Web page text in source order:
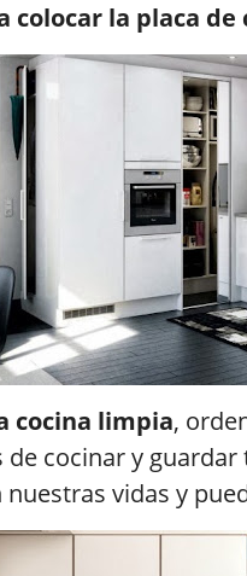
colocar la placa
cocina limpia,
de cocinar y
nuestras vidas y